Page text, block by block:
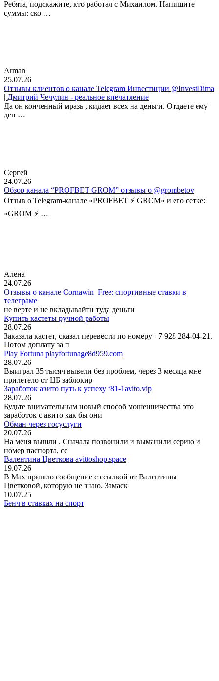
Ребята, подскажите, кто работал с Михаилом. Напишите
суммы: ско …
Arman
25.07.26
Отзывы клиентов о канале Telegram Инвестиции @InvestDima
| Дмитрий Чечулин - реальное впечатление
Да он конченный мразь , кидает всех на деньги. Отдаете ему
ден …
Сергей
24.07.26
Обзор канала “PROFBET GROM” отзывы о @grombetov
Отзыв о Telegram-канале «PROFBET ⚡️ GROM» и его сетке:
«GROM ⚡️ …
Алёна
24.07.26
Отзывы о канале Cornawin_Free: спортивные ставки в
телеграме
не верте и не вкладывайтн туда деньги
Купить кастеты ручной работы
28.07.26
Заказала кастет, сказал перевести по номеру +7 928 284-04-21.
Потом доплату за п
Play Fortuna playfortunage8d959.com
28.07.26
Выиграл 35 тысяч вывели без проблем, через 3 месяца мне
прилетело от ЦБ заблокир
Заработок авито путь к успеху f81-1avito.vip
28.07.26
Будьте внимательным новый способ мошенничества это
заработок с авито как бы они
Обман через госуслуги
20.07.26
На меня вышли . Сначала позвонили и выманили серию и
номер паспорта, сс
Валентина Цветкова avittoshop.space
19.07.26
В Мах пришло сообщение с ссылкой от Валентины
Цветковой, которую не знаю. Замаск
10.07.25
Бенч в ставках на спорт